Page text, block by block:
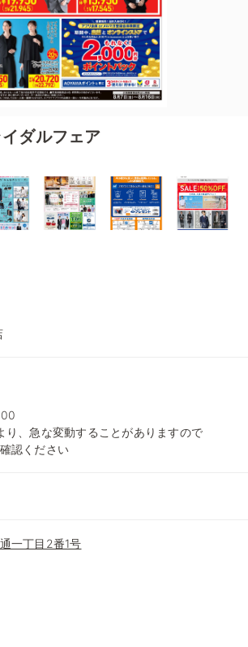
ダルフェア
り、急な変動することがありますので
認ください
一丁目2番1号